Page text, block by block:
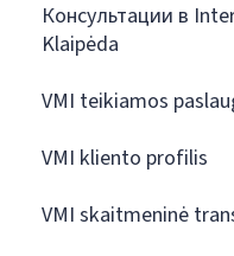
Консультации в
Klaipėda
VMI teikiamos
VMI kliento profilis
VMI skaitmeninė